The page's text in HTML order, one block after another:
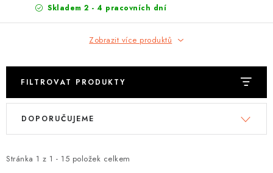
Jak nakupovat Obchodní podmínky
Reklamace
Skladem 2 - 4 pracovních dní
Zobrazit více produktů
FILTROVAT PRODUKTY
V
i
Stránka 1 z 1 - 15 položek celkem
Ř
e
DOPORUČUJEME